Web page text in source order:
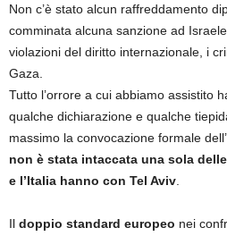
Non c’è stato alcun raffreddamento
comminata alcuna sanzione ad
violazioni del diritto internazionale, i
Gaza.
Tutto l’orrore a cui abbiamo assistito
qualche dichiarazione e qualche
massimo la convocazione formale
non è stata intaccata una sola
e l’Italia hanno con Tel Aviv.
Il doppio standard europeo nei